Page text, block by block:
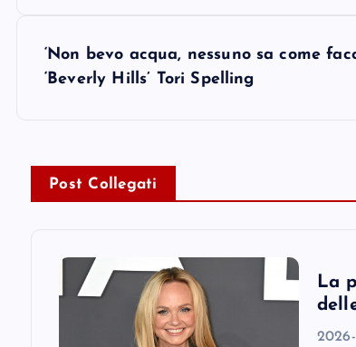
‘Non bevo acqua, nessuno sa come
‘Beverly Hills’ Tori Spelling
Post Collegati
La